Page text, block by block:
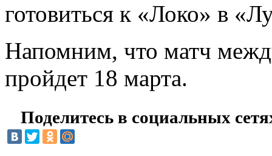
готовиться к «Локо» в
Напомним, что матч
пройдет 18 марта.
Поделитесь в социальных